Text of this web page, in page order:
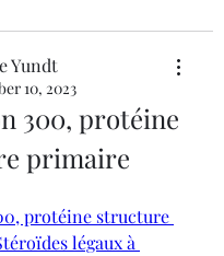
Yundt
10, 2023
300, protéine
primaire
protéine structure
légaux à